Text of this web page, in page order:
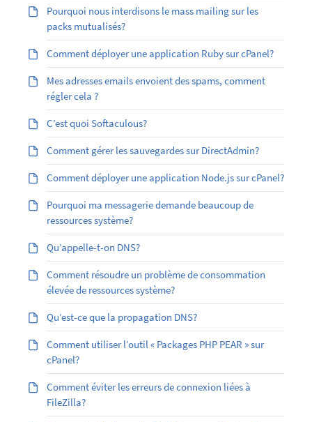
Pourquoi nous interdisons le mass mailing sur les
packs mutualisés?
Comment déployer une application Ruby sur cPanel?
Mes adresses emails envoient des spams, comment
régler cela ?
C’est quoi Softaculous?
Comment gérer les sauvegardes sur DirectAdmin?
Comment déployer une application Node.js sur cPanel?
Pourquoi ma messagerie demande beaucoup de
ressources système?
Qu’appelle-t-on DNS?
Comment résoudre un problème de consommation
élevée de ressources système?
Qu’est-ce que la propagation DNS?
Comment utiliser l’outil « Packages PHP PEAR » sur
cPanel?
Comment éviter les erreurs de connexion liées à
FileZilla?